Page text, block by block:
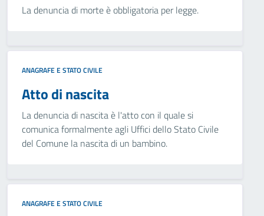
La denuncia di morte è obbligatoria per legge.
ANAGRAFE E STATO CIVILE
Atto di nascita
La denuncia di nascita è l'atto con il quale si
comunica formalmente agli Uffici dello Stato Civile
del Comune la nascita di un bambino.
ANAGRAFE E STATO CIVILE